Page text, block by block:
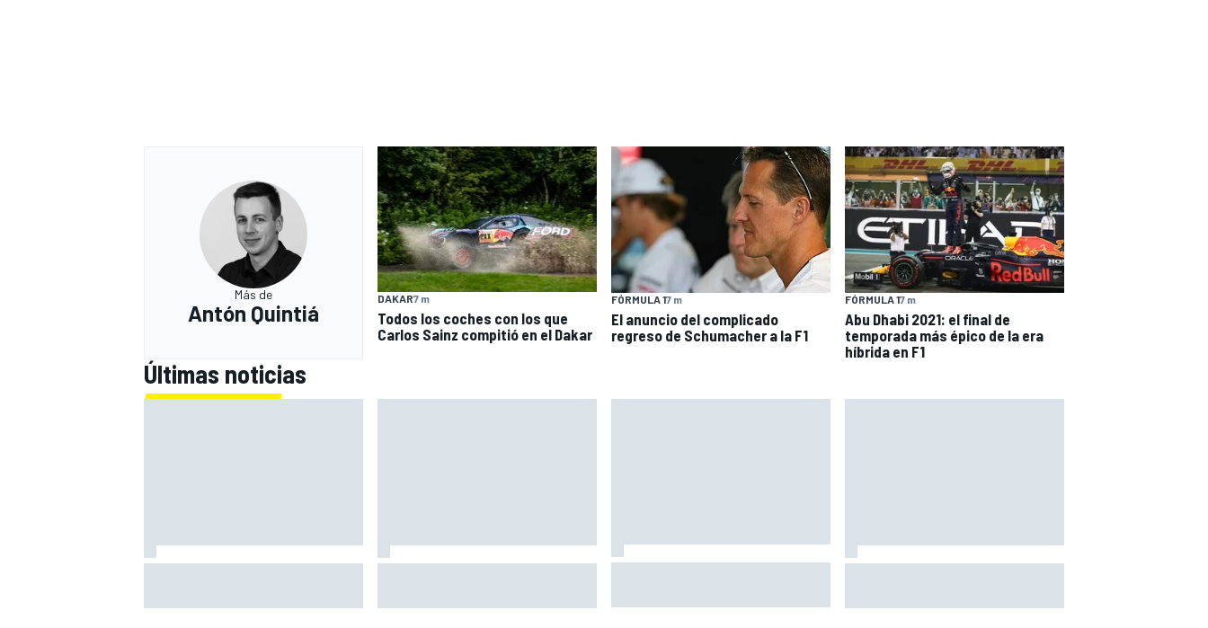
Más de
Antón Quintiá
DAKAR7 m
Todos los coches con los que
Carlos Sainz compitió en el Dakar
FÓRMULA 17 m
El anuncio del complicado
regreso de Schumacher a la F1
FÓRMULA 17 m
Abu Dhabi 2021: el final de
temporada más épico de la era
híbrida en F1
Últimas noticias